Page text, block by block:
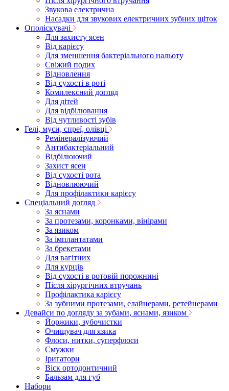
Звукова електрична
Насадки для звукових електричних зубних щіток
Ополіскувачі
Для захисту ясен
Від карієсу
Для зменшення бактеріального нальоту
Свіжий подих
Відновлення
Від сухості в роті
Комплексний догляд
Для дітей
Для відбілювання
Від чутливості зубів
Гелі, муси, спреї, олівці
Ремінералізуючий
Антибактеріальний
Відбілюючий
Захист ясен
Від сухості рота
Відновлюючий
Для профілактики карієсу
Спеціальний догляд
За яснами
За протезами, коронками, вінірами
За язиком
За імплантатами
За брекетами
Для вагітних
Для курців
Від сухості в ротовій порожнині
Після хірургічних втручань
Профілактика карієсу
За зубними протезами, елайнерами, ретейнерами
Девайси по догляду за зубами, яснами, язиком
Йоржики, зубочистки
Очищувач для язика
Флоси, нитки, суперфлоси
Смужки
Іригатори
Віск ортодонтичний
Бальзам для губ
Набори